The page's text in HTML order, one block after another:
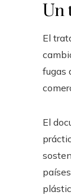
Un
El
fugas
El